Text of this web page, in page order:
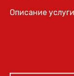
Описание